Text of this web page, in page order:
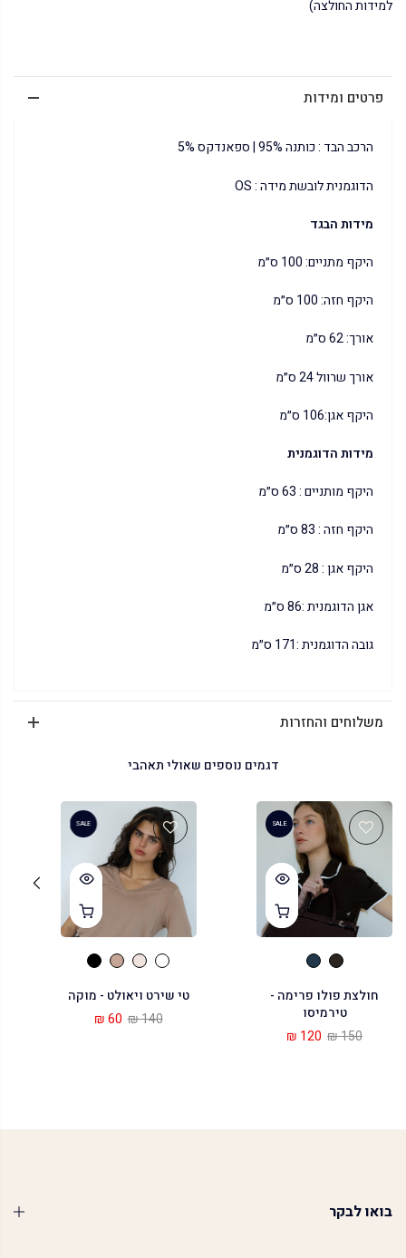
למידות החולצה)
פרטים ומידות
הרכב הבד : כותנה 95% | ספאנדקס 5%
הדוגמנית לובשת מידה : OS
מידות הבגד
היקף מתניים: 100 ס״מ
היקף חזה: 100 ס״מ
אורך: 62 ס״מ
אורך שרוול 24 ס״מ
היקף אגן:106 ס״מ
מידות הדוגמנית
היקף מותניים : 63 ס״מ
היקף חזה : 83 ס״מ
היקף אגן : 28 ס״מ
אגן הדוגמנית :86 ס״מ
גובה הדוגמנית :171 ס״מ
משלוחים והחזרות
דגמים נוספים שאולי תאהבי
SALE
חולצת פולו פרימה -
טירמיסו
150 ₪
120 ₪
SALE
טי שירט ויאולט - מוקה
140 ₪
60 ₪
בואו לבקר